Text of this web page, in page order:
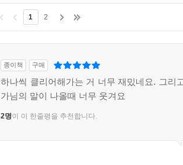
1 2
종이책 구매
하나씩 클리어해가는 거 너무 재밌네요. 그리
가님의 말이 나올때 너무 웃겨요
2명이 이 한줄평을 추천합니다.